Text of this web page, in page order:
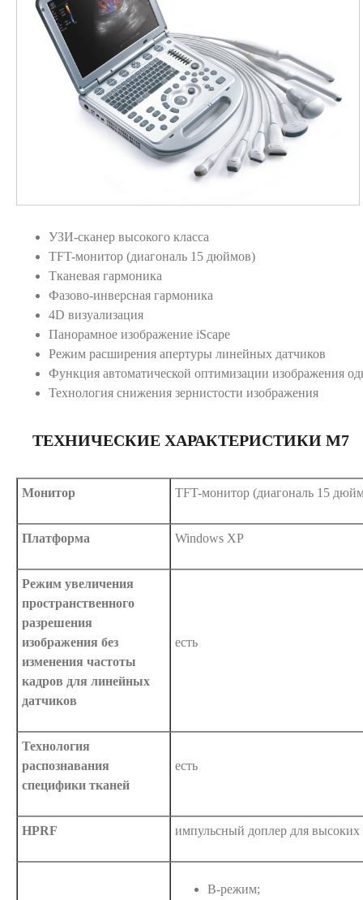
УЗИ-сканер высокого класса
TFT-монитор (диагональ 15 дюймов)
Тканевая гармоника
Фазово-инверсная гармоника
4D визуализация
Панорамное изображение iScape
Режим расширения апертуры линейных датчиков
Функция автоматической оптимизации изображения
Технология снижения зернистости изображения
ТЕХНИЧЕСКИЕ ХАРАКТЕРИСТИКИ M7
Монитор TFT-монитор (диагональ 15
Платформа Windows XP
Режим увеличения
пространственного
разрешения
изображения без
изменения частоты
кадров для линейных
датчиков
есть
Технология
распознавания
специфики тканей
есть
HPRF импульсный доплер для высоких
B-режим;